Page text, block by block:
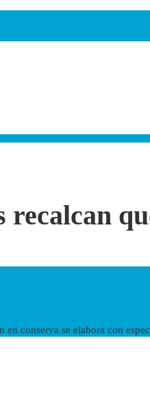
recalcan
conserva se elabora con